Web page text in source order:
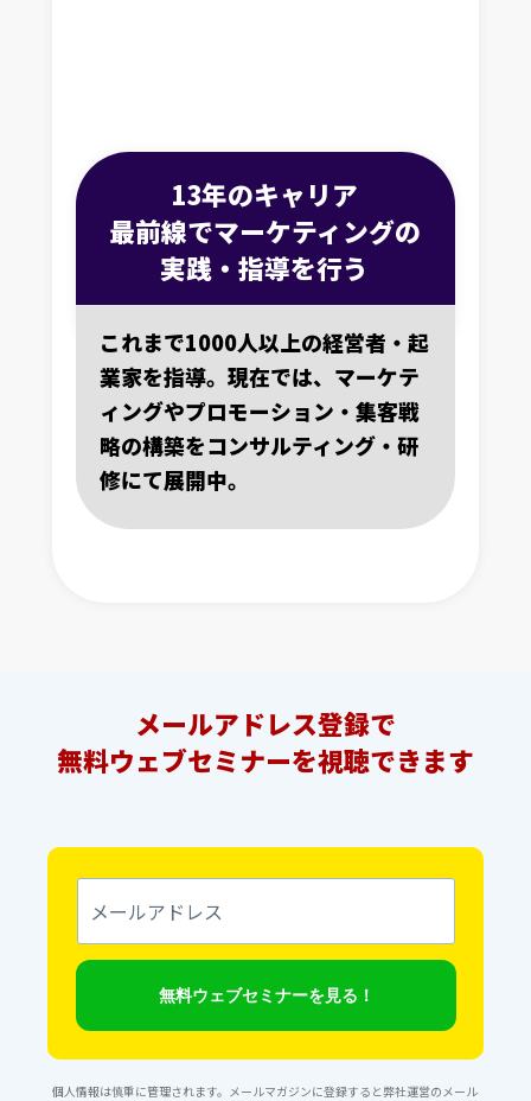
13年のキャリア
最前線でマーケティングの
実践・指導を行う
これまで1000人以上の経営者・起
業家を指導。現在では、マーケテ
ィングやプロモーション・集客戦
略の構築をコンサルティング・研
修にて展開中。
メールアドレス登録で
無料ウェブセミナーを視聴できます
メ
ル
ア
ド
ス
無料ウェブセミナーを見る！
個人情報は慎重に管理されます。メールマガジンに登録すると弊社運営のメール